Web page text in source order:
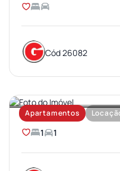
Cód 26082
Apartamentos
VILA UNIVERSITARIA
1 1